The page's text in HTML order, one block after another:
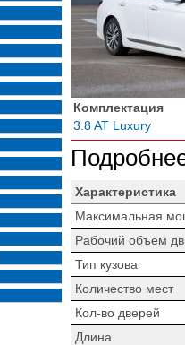
Комплектация
3.8 AT Luxury
Характеристика
Максимальная
Рабочий объем
Тип кузова
Количество мест
Кол-во дверей
Длина